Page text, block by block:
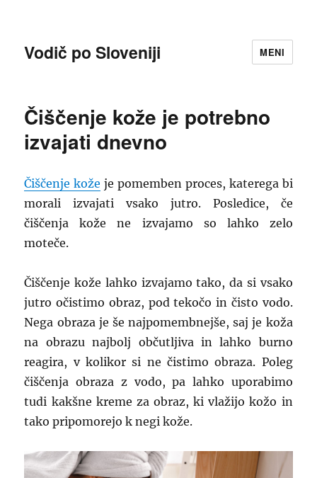
Vodič po Sloveniji MENI
Čiščenje kože je potrebno
izvajati dnevno
Čiščenje kože je pomemben proces, katerega bi
morali izvajati vsako jutro. Posledice, če
čiščenja kože ne izvajamo so lahko zelo
moteče.
Čiščenje kože lahko izvajamo tako, da si vsako
jutro očistimo obraz, pod tekočo in čisto vodo.
Nega obraza je še najpomembnejše, saj je koža
na obrazu najbolj občutljiva in lahko burno
reagira, v kolikor si ne čistimo obraza. Poleg
čiščenja obraza z vodo, pa lahko uporabimo
tudi kakšne kreme za obraz, ki vlažijo kožo in
tako pripomorejo k negi kože.